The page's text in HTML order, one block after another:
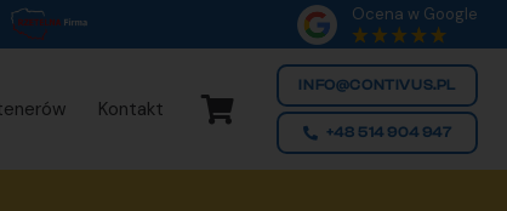
Ocena w Google
Kontakt
INFO@CONTIVUS.PL
+48 514 904 947